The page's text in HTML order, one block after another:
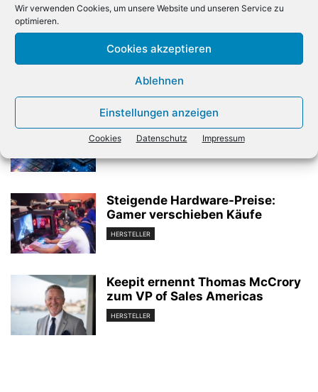
Wir verwenden Cookies, um unsere Website und unseren Service zu
optimieren.
Cookies akzeptieren
Ablehnen
Einstellungen anzeigen
Cookies Datenschutz Impressum
Vorheriger Artikel
ChannelObserver verlost
eine Jahreslizenz „Dr. Web“
Nächster Artikel
Store in München
Verwandte Artikel
Chipwerte mit erneutem
Erholungsschub
Steigende Hardware-Preise:
Gamer verschieben Käufe
HERSTELLER
Keepit ernennt Thomas McCrory
zum VP of Sales Americas
HERSTELLER